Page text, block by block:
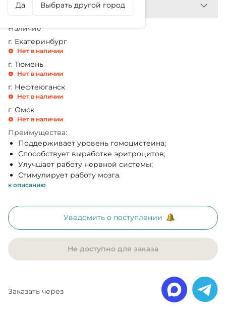
Да Выбрать другой город
Наличие
г. Екатеринбург
Нет в наличии
г. Тюмень
Нет в наличии
г. Нефтеюганск
Нет в наличии
г. Омск
Нет в наличии
Преимущества:
Поддерживает уровень гомоцистеина;
Способствует выработке эритроцитов;
Улучшает работу нервной системы;
Стимулирует работу мозга.
к описанию
Уведомить о поступлении
Не доступно для заказа
Заказать через